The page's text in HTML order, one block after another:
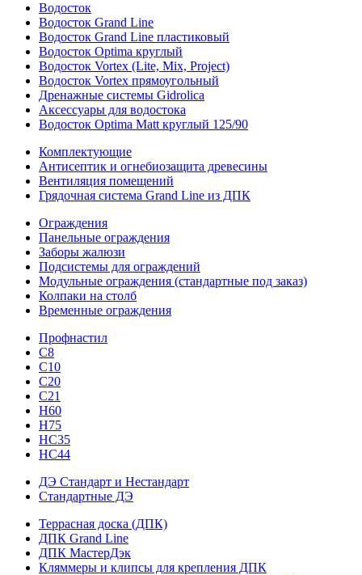
Водосток
Водосток Grand Line
Водосток Grand Line пластиковый
Водосток Optima круглый
Водосток Vortex (Lite, Mix, Project)
Водосток Vortex прямоугольный
Дренажные системы Gidrolica
Аксессуары для водостока
Водосток Optima Matt круглый 125/90
Комплектующие
Антисептик и огнебиозащита древесины
Вентиляция помещений
Грядочная система Grand Line из ДПК
Ограждения
Панельные ограждения
Заборы жалюзи
Подсистемы для ограждений
Модульные ограждения (стандартные под заказ)
Колпаки на столб
Временные ограждения
Профнастил
С8
С10
С20
С21
H60
H75
HС35
НС44
ДЭ Стандарт и Нестандарт
Стандартные ДЭ
Террасная доска (ДПК)
ДПК Grand Line
ДПК МастерДэк
Кляммеры и клипсы для крепления ДПК